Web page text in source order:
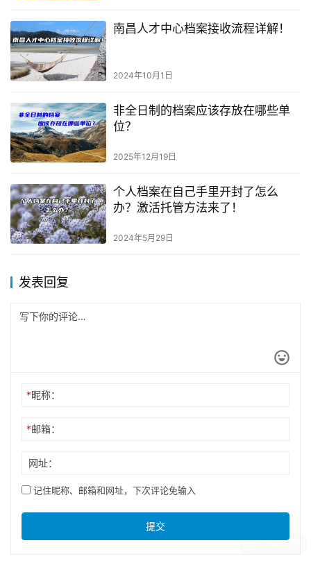
南昌人才中心档案接收流程详解！
2024年10月1日
非全日制的档案应该存放在哪些单
位？
2025年12月19日
个人档案在自己手里开封了怎么
办？激活托管方法来了！
2024年5月29日
发表回复
*昵称：
*邮箱：
网址：
记住昵称、邮箱和网址，下次评论免输入
提交